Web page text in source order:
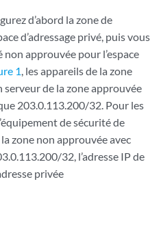
d’abord la zone de
d’adressage privé, puis vous
approuvée pour l’espace
1, les appareils de la zone
de la zone approuvée
203.0.113.200/32. Pour les
de sécurité de
zone non approuvée avec
32, l’adresse IP de
privée